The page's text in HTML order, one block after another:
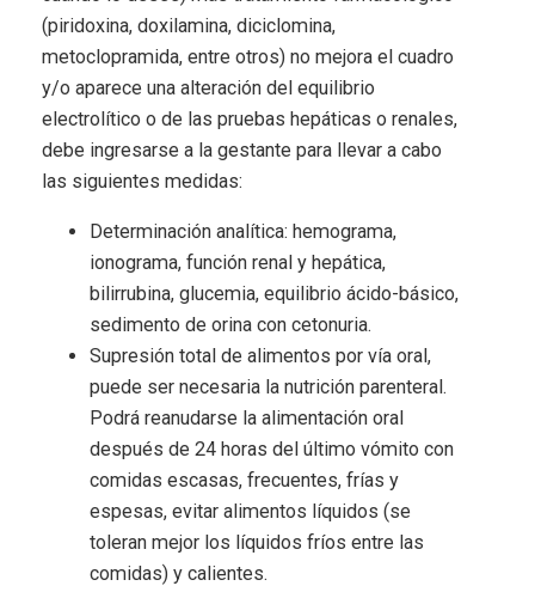
(piridoxina, doxilamina, diciclomina,
metoclopramida, entre otros) no mejora el cuadro
y/o aparece una alteración del equilibrio
electrolítico o de las pruebas hepáticas o renales,
debe ingresarse a la gestante para llevar a cabo
las siguientes medidas:
Determinación analítica: hemograma,
ionograma, función renal y hepática,
bilirrubina, glucemia, equilibrio ácido-básico,
sedimento de orina con cetonuria.
Supresión total de alimentos por vía oral,
puede ser necesaria la nutrición parenteral.
Podrá reanudarse la alimentación oral
después de 24 horas del último vómito con
comidas escasas, frecuentes, frías y
espesas, evitar alimentos líquidos (se
toleran mejor los líquidos fríos entre las
comidas) y calientes.